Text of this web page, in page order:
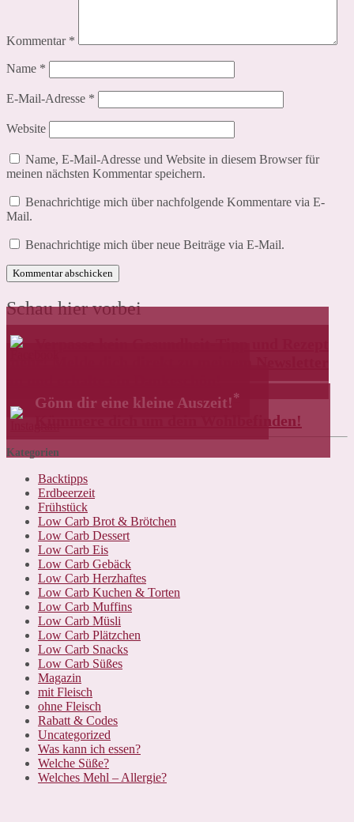
Kommentar *
Name *
E-Mail-Adresse *
Website
Name, E-Mail-Adresse und Website in diesem Browser für
meinen nächsten Kommentar speichern.
Benachrichtige mich über nachfolgende Kommentare via E-
Mail.
Benachrichtige mich über neue Beiträge via E-Mail.
Schau hier vorbei
Gönn dir eine kleine Auszeit!*
Kümmere dich um dein Wohlbefinden!
Kategorien
Backtipps
Erdbeerzeit
Frühstück
Low Carb Brot & Brötchen
Low Carb Dessert
Low Carb Eis
Low Carb Gebäck
Low Carb Herzhaftes
Low Carb Kuchen & Torten
Low Carb Muffins
Low Carb Müsli
Low Carb Plätzchen
Low Carb Snacks
Low Carb Süßes
Magazin
mit Fleisch
ohne Fleisch
Rabatt & Codes
Uncategorized
Was kann ich essen?
Welche Süße?
Welches Mehl – Allergie?